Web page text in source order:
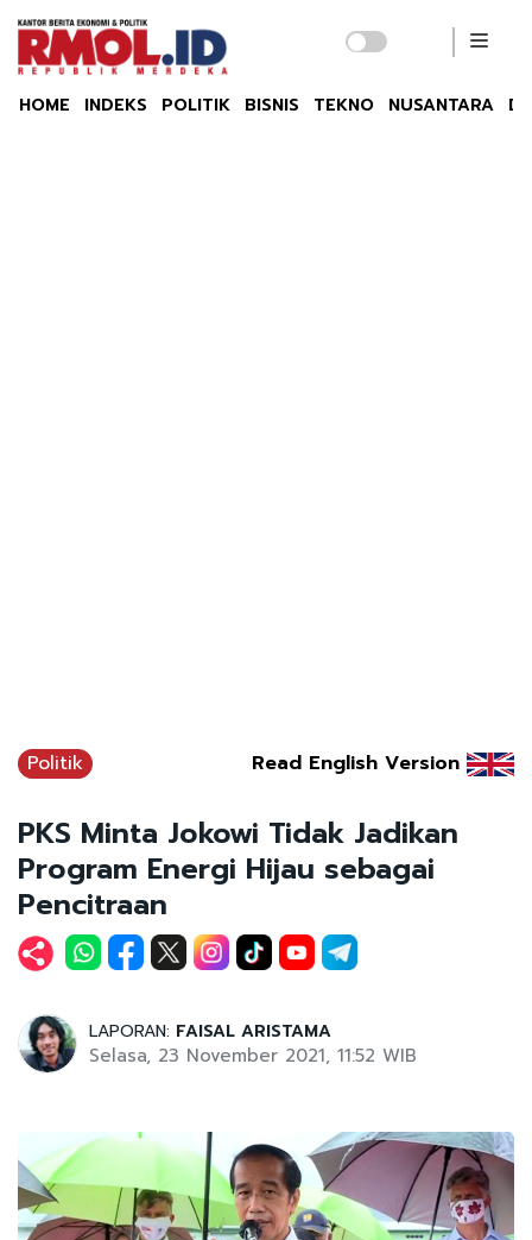
HOME INDEKS POLITIK BISNIS TEKNO NUSANTARA
Politik Read English Version
PKS Minta Jokowi Tidak Jadikan
Program Energi Hijau sebagai
Pencitraan
LAPORAN: FAISAL ARISTAMA
Selasa, 23 November 2021, 11:52 WIB